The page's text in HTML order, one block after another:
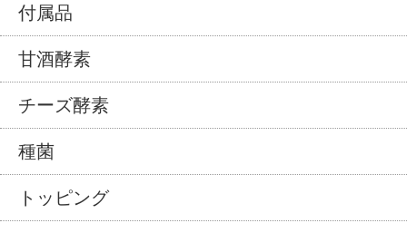
付属品
甘酒酵素
チーズ酵素
種菌
トッピング